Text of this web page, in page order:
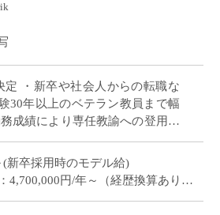
定 ・新卒や社会人からの転職な
30年以上のベテラン教員まで幅
成績により専任教諭への登用あ
校免許 […]
(新卒採用時のモデル給)
4,700,000円/年～（経歴換算あり）